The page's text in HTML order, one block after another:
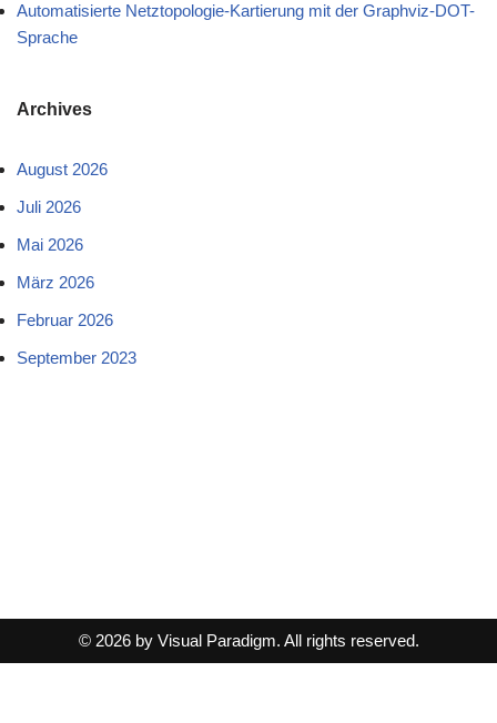
Automatisierte Netztopologie-Kartierung mit der Graphviz-DOT-
Sprache
Archives
August 2026
Juli 2026
Mai 2026
März 2026
Februar 2026
September 2023
© 2026 by Visual Paradigm. All rights reserved.